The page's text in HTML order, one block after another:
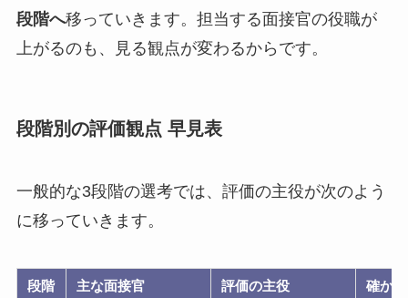
段階へ移っていきます。担当する面接官の役職が
上がるのも、見る観点が変わるからです。
段階別の評価観点 早見表
一般的な3段階の選考では、評価の主役が次のよう
に移っていきます。
段階 主な面接官 評価の主役 確か